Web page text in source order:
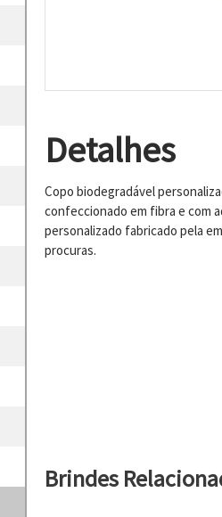
Detalhes
Copo biodegradável
confeccionado em fibra e com
personalizado fabricado pela
procuras.
Brindes